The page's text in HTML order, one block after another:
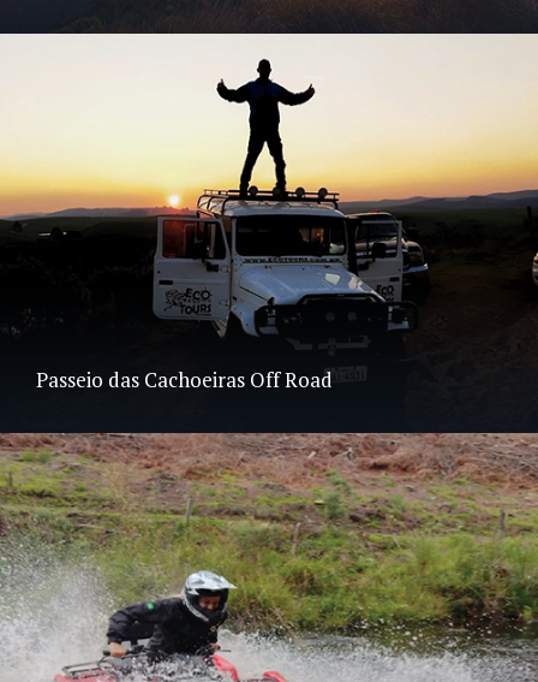
Passeio das Cachoeiras Off Road